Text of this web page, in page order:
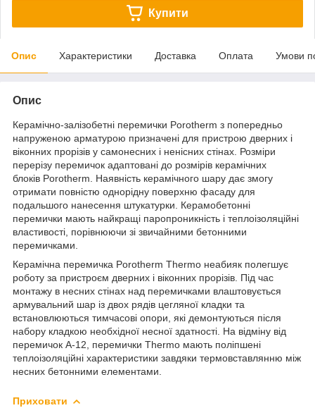
Купити
Опис Характеристики Доставка Оплата Умови
Опис
Керамічно-залізобетні перемички Porotherm з попередньо
напруженою арматурою призначені для пристрою дверних і
віконних прорізів у самонесних і ненісних стінах. Розміри
перерізу перемичок адаптовані до розмірів керамічних
блоків Porotherm. Наявність керамічного шару дає змогу
отримати повністю однорідну поверхню фасаду для
подальшого нанесення штукатурки. Керамобетонні
перемички мають найкращі паропроникність і теплоізоляційні
властивості, порівнюючи зі звичайними бетонними
перемичками.
Керамічна перемичка Porotherm Thermo неабияк полегшує
роботу за пристроєм дверних і віконних прорізів. Під час
монтажу в несних стінах над перемичками влаштовується
армувальний шар із двох рядів цегляної кладки та
встановлюються тимчасові опори, які демонтуються після
набору кладкою необхідної несної здатності. На відміну від
перемичок A-12, перемички Thermo мають поліпшені
теплоізоляційні характеристики завдяки термовставлянню між
несних бетонними елементами.
Приховати